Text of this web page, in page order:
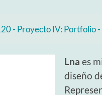
- Proyecto IV: Portfolio -
Lna es
diseño